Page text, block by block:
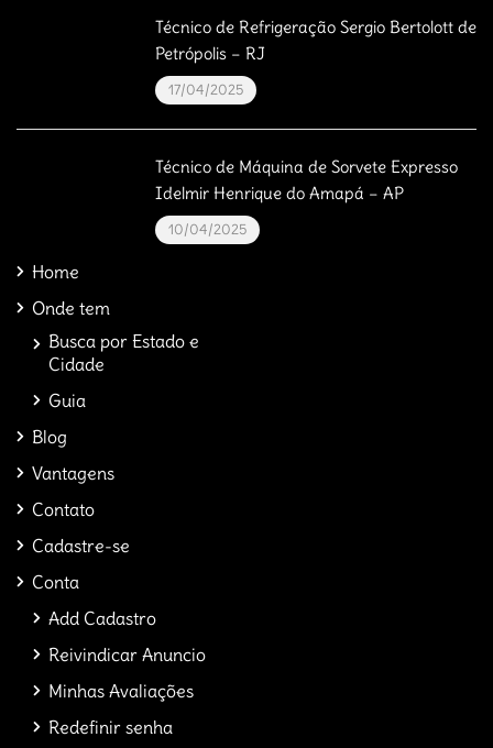
Técnico de Refrigeração Sergio Bertolott de
Petrópolis – RJ
17/04/2025
Técnico de Máquina de Sorvete Expresso
Idelmir Henrique do Amapá – AP
10/04/2025
Home
Onde tem
Busca por Estado e
Cidade
Guia
Blog
Vantagens
Contato
Cadastre-se
Conta
Add Cadastro
Reivindicar Anuncio
Minhas Avaliações
Redefinir senha